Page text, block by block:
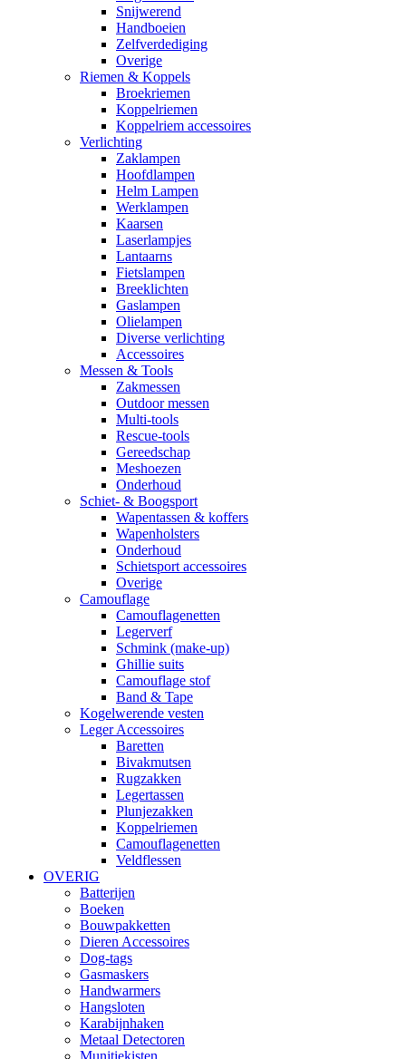
Snijwerend
Handboeien
Zelfverdediging
Overige
Riemen & Koppels
Broekriemen
Koppelriemen
Koppelriem accessoires
Verlichting
Zaklampen
Hoofdlampen
Helm Lampen
Werklampen
Kaarsen
Laserlampjes
Lantaarns
Fietslampen
Breeklichten
Gaslampen
Olielampen
Diverse verlichting
Accessoires
Messen & Tools
Zakmessen
Outdoor messen
Multi-tools
Rescue-tools
Gereedschap
Meshoezen
Onderhoud
Schiet- & Boogsport
Wapentassen & koffers
Wapenholsters
Onderhoud
Schietsport accessoires
Overige
Camouflage
Camouflagenetten
Legerverf
Schmink (make-up)
Ghillie suits
Camouflage stof
Band & Tape
Kogelwerende vesten
Leger Accessoires
Baretten
Bivakmutsen
Rugzakken
Legertassen
Plunjezakken
Koppelriemen
Camouflagenetten
Veldflessen
OVERIG
Batterijen
Boeken
Bouwpakketten
Dieren Accessoires
Dog-tags
Gasmaskers
Handwarmers
Hangsloten
Karabijnhaken
Metaal Detectoren
Munitiekisten